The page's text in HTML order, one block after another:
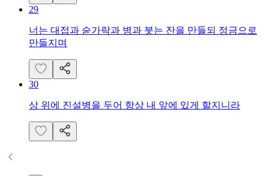
29
너는 대접과 숟가락과 병과 붓는 잔을 만들되 정금으로
만들지며
30
상 위에 진설병을 두어 항상 내 앞에 있게 할지니라